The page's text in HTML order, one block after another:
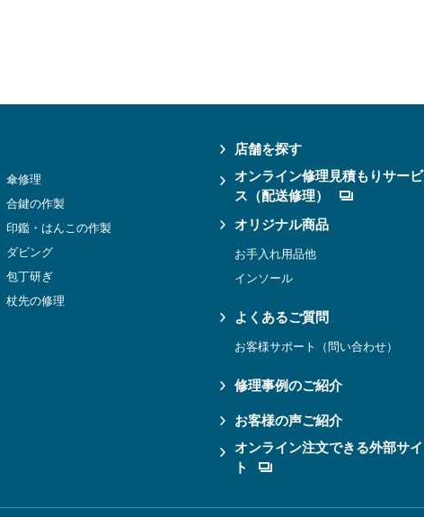
傘修理
合鍵の作製
印鑑・はんこの作製
ダビング
包丁研ぎ
杖先の修理
店舗を探す
オンライン修理見積もりサービ
ス（配送修理）
オリジナル商品
お手入れ用品他
インソール
よくあるご質問
お客様サポート（問い合わせ）
修理事例のご紹介
お客様の声ご紹介
オンライン注文できる外部サイ
ト